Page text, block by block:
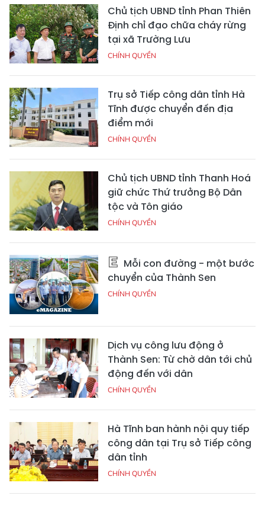
Chủ tịch UBND tỉnh Phan Thiên
Định chỉ đạo chữa cháy rừng
tại xã Trường Lưu
CHÍNH QUYỀN
Trụ sở Tiếp công dân tỉnh Hà
Tĩnh được chuyển đến địa
điểm mới
CHÍNH QUYỀN
Chủ tịch UBND tỉnh Thanh Hoá
giữ chức Thứ trưởng Bộ Dân
tộc và Tôn giáo
CHÍNH QUYỀN
Mỗi con đường - một bước
chuyển của Thành Sen
CHÍNH QUYỀN
Dịch vụ công lưu động ở
Thành Sen: Từ chờ dân tới chủ
động đến với dân
CHÍNH QUYỀN
Hà Tĩnh ban hành nội quy tiếp
công dân tại Trụ sở Tiếp công
dân tỉnh
CHÍNH QUYỀN